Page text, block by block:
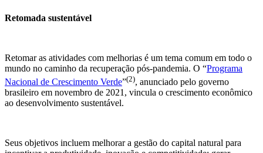
Retomada sustentável
Retomar as atividades com melhorias é um tema comum em todo o
mundo no caminho da recuperação pós-pandemia. O “Programa
Nacional de Crescimento Verde”(2), anunciado pelo governo
brasileiro em novembro de 2021, vincula o crescimento econômico
ao desenvolvimento sustentável.
Seus objetivos incluem melhorar a gestão do capital natural para